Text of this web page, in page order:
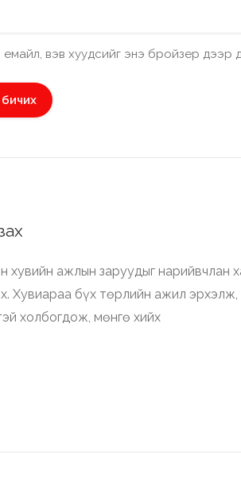
вэв хуудсийг энэ бройзер дээр
хувийн ажлын заруудыг нарийвчлан
Хувиараа бүх төрлийн ажил эрхэлж,
холбогдож, мөнгө хийх